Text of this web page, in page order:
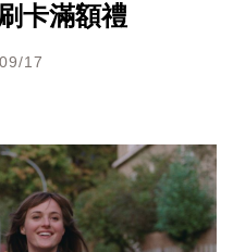
卡滿額禮
17